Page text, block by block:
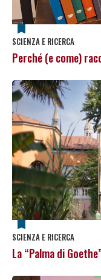
SCIENZA E RICERCA
Perché (e come)
SCIENZA E RICERCA
La “Palma di